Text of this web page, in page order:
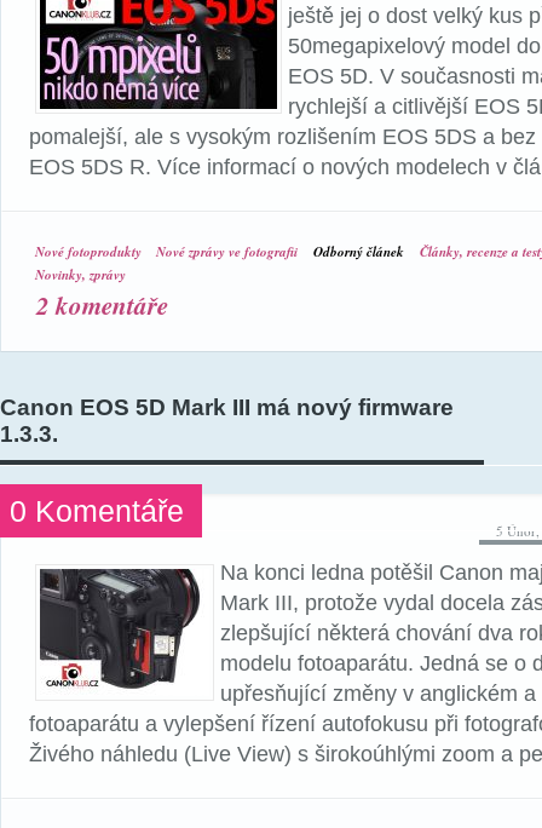
ještě jej o dost velký kus
50megapixelový model
EOS 5D. V současnosti
rychlejší a citlivější EOS
pomalejší, ale s vysokým rozlišením EOS 5DS a
EOS 5DS R. Více informací o nových modelech v
Nové fotoprodukty Nové zprávy ve fotografii Odborný článek
Články, recenze a
Novinky, zprávy
2 komentáře
Canon EOS 5D Mark III má nový firmware
1.3.3.
5
0 Komentáře
Na konci ledna potěšil Canon
Mark III, protože vydal docela
zlepšující některá chování dva
modelu fotoaparátu. Jedná se o
upřesňující změny v anglickém
fotoaparátu a vylepšení řízení autofokusu při
Živého náhledu (Live View) s širokoúhlými zoom a